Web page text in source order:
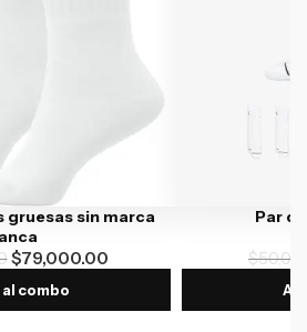
gruesas sin marca
$79,000.00
combo
Par
$